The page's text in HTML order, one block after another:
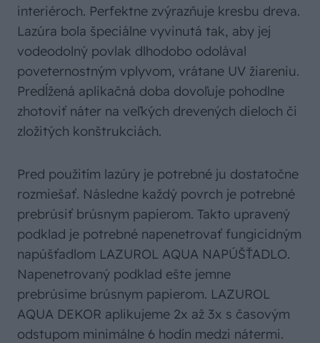
interiéroch. Perfektne zvýrazňuje kresbu dreva.
Lazúra bola špeciálne vyvinutá tak, aby jej
vodeodolný povlak dlhodobo odolával
poveternostným vplyvom, vrátane UV žiareniu.
Predĺžená aplikačná doba dovoľuje pohodlne
zhotoviť náter na veľkých drevených dieloch či
zložitých konštrukciách.
Pred použitím lazúry je potrebné ju dostatočne
rozmiešať. Následne každý povrch je potrebné
prebrúsiť brúsnym papierom. Takto upravený
podklad je potrebné napenetrovať fungicidným
napúšťadlom LAZUROL AQUA NAPÚŠŤADLO.
Napenetrovaný podklad ešte jemne
prebrúsime brúsnym papierom. LAZUROL
AQUA DEKOR aplikujeme 2x až 3x s časovým
odstupom minimálne 6 hodín medzi nátermi.